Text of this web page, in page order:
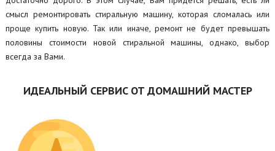
смысл ремонтировать стиральную машину, которая сломалась или
проще купить новую. Так или иначе, ремонт не будет превышать
половины стоимости новой стиральной машины, однако, выбор
всегда за Вами.
ИДЕАЛЬНЫЙ СЕРВИС ОТ ДОМАШНИЙ МАСТЕР